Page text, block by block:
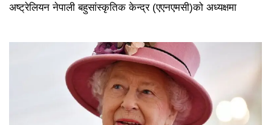
अष्ट्रेलियन नेपाली बहुसांस्कृतिक केन्द्र (एएनएमसी)को अध्यक्षमा